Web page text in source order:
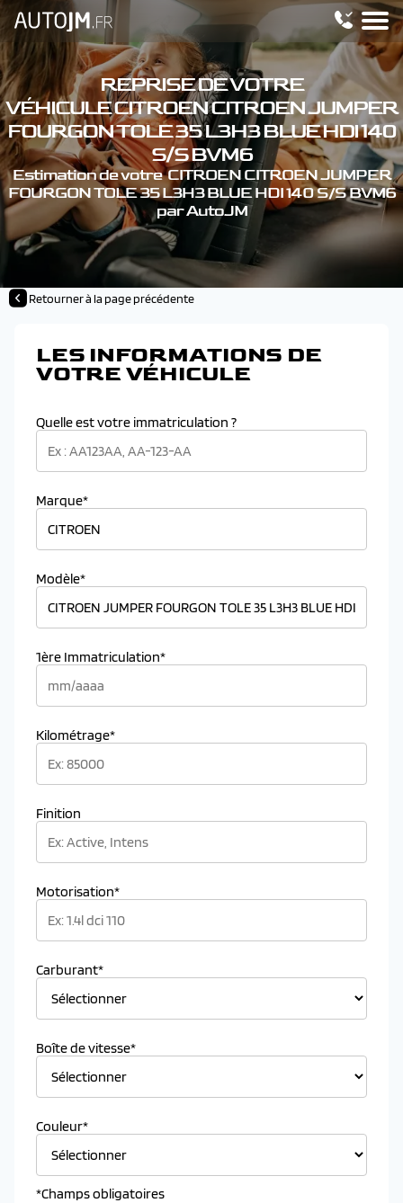
REPRISE DE VOTRE
VÉHICULE CITROEN CITROEN JUMPER
FOURGON TOLE 35 L3H3 BLUE HDI 140
S/S BVM6
Estimation de votre CITROEN CITROEN JUMPER
FOURGON TOLE 35 L3H3 BLUE HDI 140 S/S BVM6
par AutoJM
Retourner à la page précédente
LES INFORMATIONS DE
VOTRE VÉHICULE
Quelle est votre immatriculation ?
Marque*
Modèle*
1ère Immatriculation*
Kilométrage*
Finition
Motorisation*
Carburant*
Boîte de vitesse*
Couleur*
*Champs obligatoires